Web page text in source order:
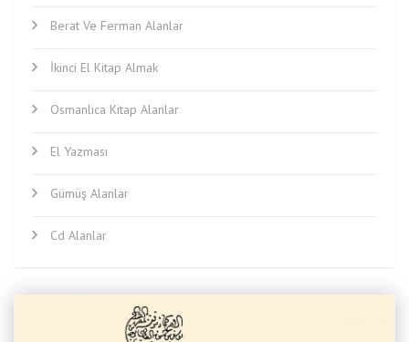
Berat Ve Ferman Alanlar
İkinci El Kitap Almak
Osmanlıca Kitap Alanlar
El Yazması
Gümüş Alanlar
Cd Alanlar